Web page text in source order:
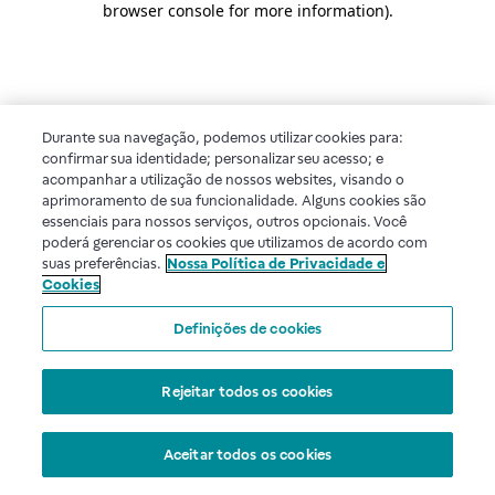
browser console for more information).
Durante sua navegação, podemos utilizar cookies para:
confirmar sua identidade; personalizar seu acesso; e
acompanhar a utilização de nossos websites, visando o
aprimoramento de sua funcionalidade. Alguns cookies são
essenciais para nossos serviços, outros opcionais. Você
poderá gerenciar os cookies que utilizamos de acordo com
suas preferências. Nossa Política de Privacidade e
Cookies
Definições de cookies
Rejeitar todos os cookies
Aceitar todos os cookies